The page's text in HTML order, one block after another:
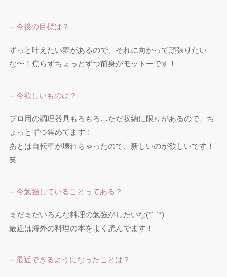
-- 今後の目標は？
ずっと叶えたい夢があるので、それに向かって頑張りたい
な〜！焦らずちょっとずつ前身がモットーです！
-- 今欲しいものは？
プロ用の調理器具もろもろ…ただ収納に限りがあるので、ち
ょっとずつ集めてます！
あとは自転車が壊れちゃったので、新しいのが欲しいです！
笑
-- 今勉強していることってある？
まだまだいろんな料理の勉強がしたいな(*´ `*)
最近は海外の料理の本をよく読んでます！
-- 最近できるようになったことは？